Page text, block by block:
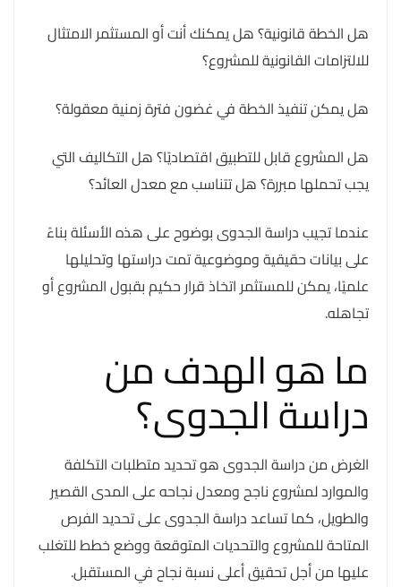
هل الخطة قانونية؟ هل يمكنك أنت أو المستثمر الامتثال
للالتزامات القانونية للمشروع؟
هل يمكن تنفيذ الخطة في غضون فترة زمنية معقولة؟
هل المشروع قابل للتطبيق اقتصاديًا؟ هل التكاليف التي
يجب تحملها مبررة؟ هل تتناسب مع معدل العائد؟
عندما تجيب دراسة الجدوى بوضوح على هذه الأسئلة بناءً
على بيانات حقيقية وموضوعية تمت دراستها وتحليلها
علميًا، يمكن للمستثمر اتخاذ قرار حكيم بقبول المشروع أو
تجاهله.
ما هو الهدف من
دراسة الجدوى؟
الغرض من دراسة الجدوى هو تحديد متطلبات التكلفة
والموارد لمشروع ناجح ومعدل نجاحه على المدى القصير
والطويل، كما تساعد دراسة الجدوى على تحديد الفرص
المتاحة للمشروع والتحديات المتوقعة ووضع خطط للتغلب
عليها من أجل تحقيق أعلى نسبة نجاح في المستقبل.